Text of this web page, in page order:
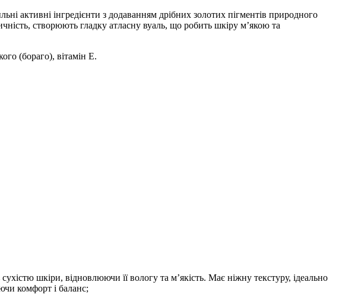
активні інгредієнти з додаванням дрібних золотих пігментів природного
створюють гладку атласну вуаль, що робить шкіру м’якою та
(бораго), вітамін Е.
шкіри, відновлюючи її вологу та м’якість. Має ніжну текстуру, ідеально
комфорт і баланс;